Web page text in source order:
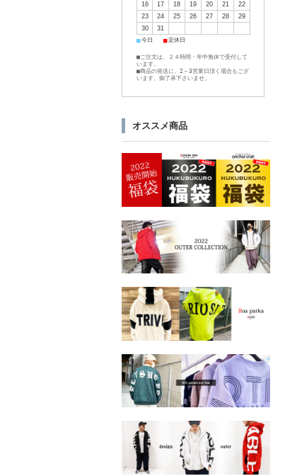
16
17 18 19 20 21
22
23
24 25 26 27 28
29
30
31
■ 今日 ■ 定休日
■ご注文は、２４時間・年中無休で受付して
います。
■商品の発送に、2～3営業日頂く場合もござ
います。御了承下さいませ。
オススメ商品